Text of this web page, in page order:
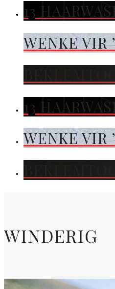
13
WENKE VIR
13
WENKE VIR
WINDERIG